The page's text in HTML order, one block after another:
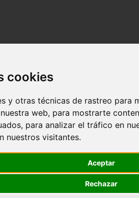
cookies
y otras técnicas de rastreo para
web, para mostrarte
para analizar el tráfico en
nuestros visitantes.
Aceptar
Rechazar